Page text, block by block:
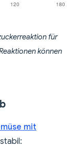
für
können
mit